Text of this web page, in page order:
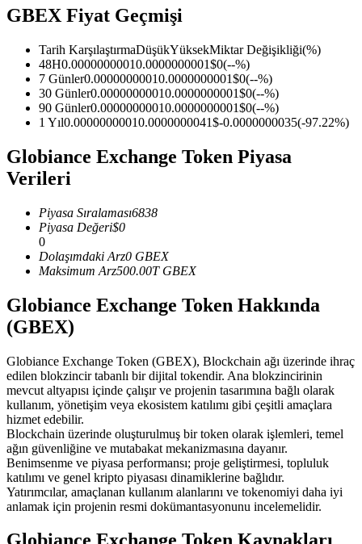
USDC Vadeli İşlemleri
USDC'yi teminat olarak kullanan vadeli işlemler
En iyi traderlarla güçlerinizi birleştirin
Kopya Tüccarı Olun
Kâr paylaşımı ve kopya ticaret komisyonlarının tadını çıkarın
GBEX Fiyat Geçmişi
Tarih KarşılaştırmaDüşükYüksekMiktar Değişikliği(%)
48H0.00000000010.0000000001$0(--%)
7 Günler0.00000000010.0000000001$0(--%)
30 Günler0.00000000010.0000000001$0(--%)
90 Günler0.00000000010.0000000001$0(--%)
1 Yıl0.00000000010.0000000041$-0.0000000035(-97.22%)
Globiance Exchange Token Piyasa
Verileri
Piyasa Sıralaması6838
Piyasa Değeri$0
0
Dolaşımdaki Arz0 GBEX
Maksimum Arz500.00T GBEX
Globiance Exchange Token Hakkında
(GBEX)
Globiance Exchange Token (GBEX), Blockchain ağı üzerinde ihraç
edilen blokzincir tabanlı bir dijital tokendir. Ana blokzincirinin
mevcut altyapısı içinde çalışır ve projenin tasarımına bağlı olarak
kullanım, yönetişim veya ekosistem katılımı gibi çeşitli amaçlara
hizmet edebilir.
Blockchain üzerinde oluşturulmuş bir token olarak işlemleri, temel
ağın güvenliğine ve mutabakat mekanizmasına dayanır.
Benimsenme ve piyasa performansı; proje geliştirmesi, topluluk
katılımı ve genel kripto piyasası dinamiklerine bağlıdır.
Yatırımcılar, amaçlanan kullanım alanlarını ve tokenomiyi daha iyi
anlamak için projenin resmi dokümantasyonunu incelemelidir.